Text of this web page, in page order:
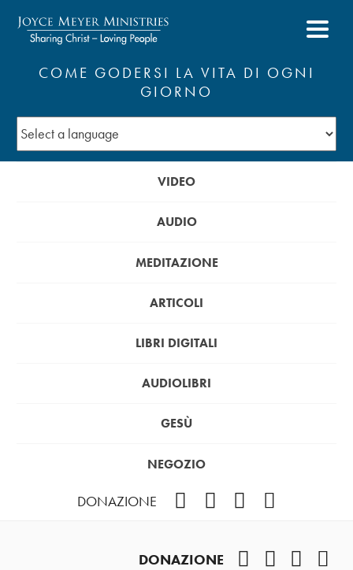
COME GODERSI LA VITA DI OGNI
GIORNO
VIDEO
AUDIO
MEDITAZIONE
ARTICOLI
LIBRI DIGITALI
AUDIOLIBRI
GESÙ
NEGOZIO
DONAZIONE
DONAZIONE